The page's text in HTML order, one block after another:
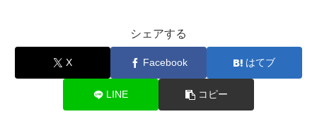
シェアする
X Facebook はてブ
LINE コピー